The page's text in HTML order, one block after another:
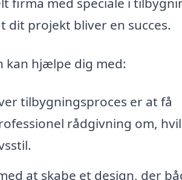
dit projekt bliver en succes.
kan hjælpe dig med:
tilbygningsproces er at få
rådgivning om,
at skabe et design, der